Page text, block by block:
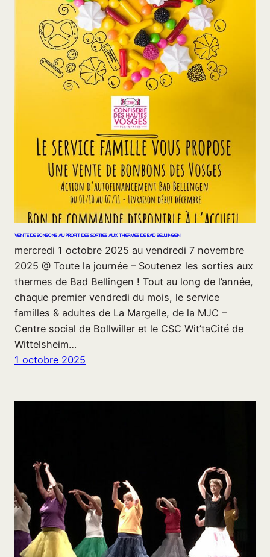
VENTE DE BONBONS AU PROFIT DES SORTIES AUX THERMES DE BAD BELLINGEN
mercredi 1 octobre 2025 au vendredi 7 novembre
2025 @ Toute la journée – Soutenez les sorties aux
thermes de Bad Bellingen ! Tout au long de l’année,
chaque premier vendredi du mois, le service
familles & adultes de La Margelle, de la MJC –
Centre social de Bollwiller et le CSC Wit’taCité de
Wittelsheim…
1 octobre 2025